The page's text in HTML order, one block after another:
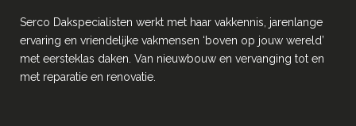
Serco Dakspecialisten werkt met haar vakkennis, jarenlange
ervaring en vriendelĳke vakmensen ‘boven op jouw wereld’
met eersteklas daken. Van nieuwbouw en vervanging tot en
met reparatie en renovatie.